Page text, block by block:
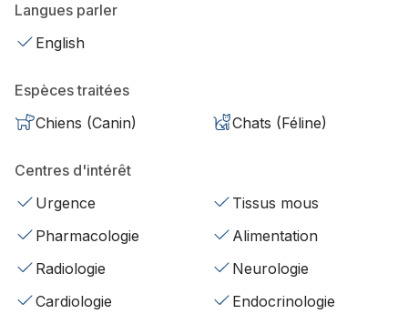
Langues parler
English
Espèces traitées
Chiens (Canin)
Chats (Féline)
Centres d'intérêt
Urgence
Tissus mous
Pharmacologie
Alimentation
Radiologie
Neurologie
Cardiologie
Endocrinologie